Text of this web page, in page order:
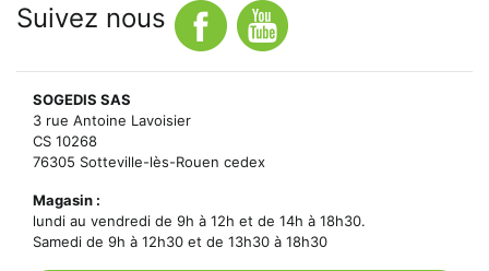
Suivez nous
SOGEDIS SAS
3 rue Antoine Lavoisier
CS 10268
76305 Sotteville-lès-Rouen cedex
Magasin :
lundi au vendredi de 9h à 12h et de 14h à 18h30.
Samedi de 9h à 12h30 et de 13h30 à 18h30